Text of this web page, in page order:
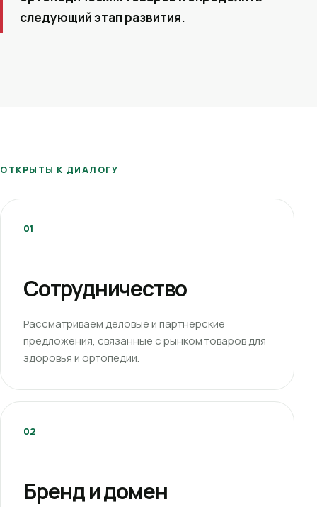
следующий этап развития.
ОТКРЫТЫ К ДИАЛОГУ
01
Сотрудничество
Рассматриваем деловые и партнерские
предложения, связанные с рынком товаров для
здоровья и ортопедии.
02
Бренд и домен